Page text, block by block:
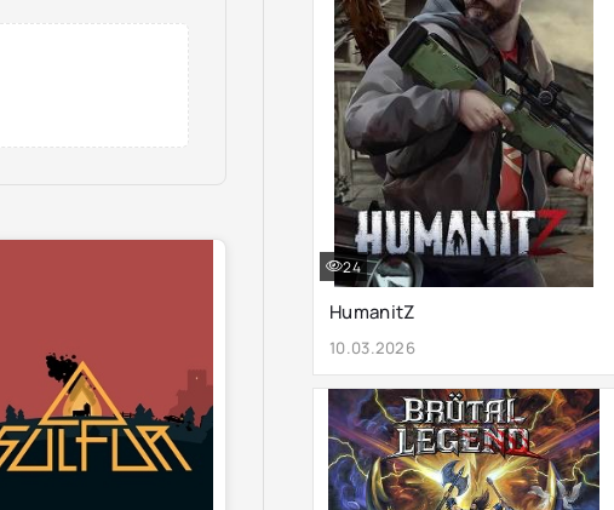
HumanitZ
10.03.2026
24